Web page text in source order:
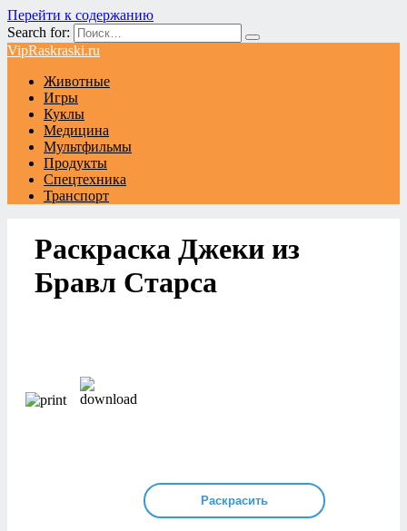
Перейти к содержанию
Search for:
VipRaskraski.ru
Животные
Игры
Куклы
Медицина
Мультфильмы
Продукты
Спецтехника
Транспорт
Раскраска Джеки из
Бравл Старса
Раскрасить